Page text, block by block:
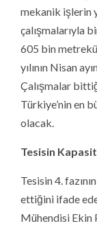
mekanik işlerin
çalışmalarıyla
605 bin
yılının Nisan
Çalışmalar
Türkiye’nin en
olacak.
Tesisin
Tesisin 4.
ettiğini ifade
Mühendisi Ekin